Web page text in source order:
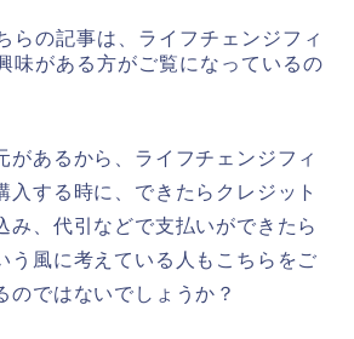
らの記事は、ライフチェンジフィ
味がある方がご覧になっているの
があるから、ライフチェンジフィ
入する時に、できたらクレジット
み、代引などで支払いができたら
う風に考えている人もこちらをご
のではないでしょうか？